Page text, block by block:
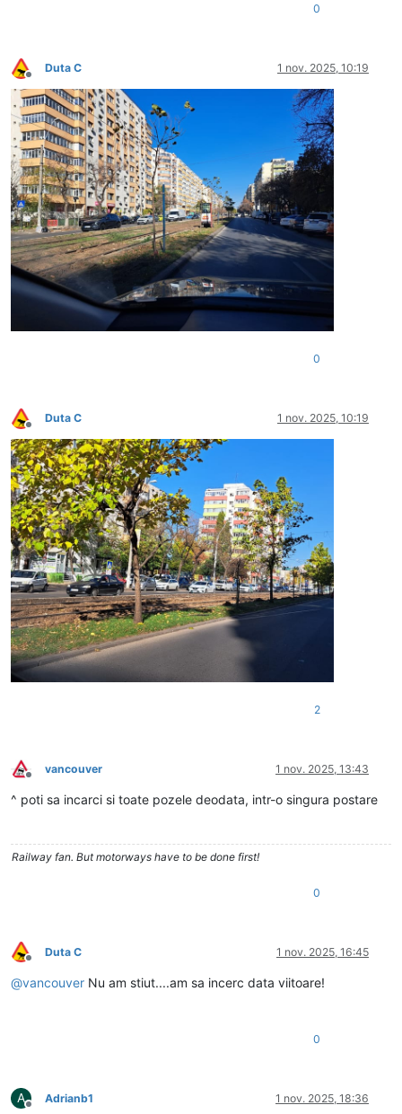
0
Deconectat
Duta C 1 nov. 2025, 10:19
0
Deconectat
Duta C 1 nov. 2025, 10:19
2
Deconectat
vancouver 1 nov. 2025, 13:43
^ poti sa incarci si toate pozele deodata, intr-o singura postare
Railway fan. But motorways have to be done first!
0
Deconectat
Duta C 1 nov. 2025, 16:45
@vancouver Nu am stiut....am sa incerc data viitoare!
0
A
Deconectat
Adrianb1 1 nov. 2025, 18:36